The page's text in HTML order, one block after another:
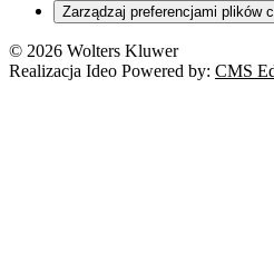
Zarządzaj preferencjami plików
© 2026 Wolters Kluwer
Realizacja Ideo Powered by: CMS